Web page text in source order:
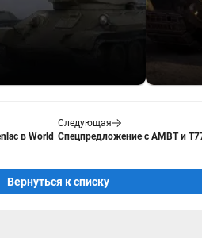
в World
Следующая
Спецпредложение с AMBT и
Вернуться к списку